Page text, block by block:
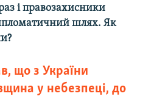
і правозахисники
шлях. Як
що з України
у небезпеці, до